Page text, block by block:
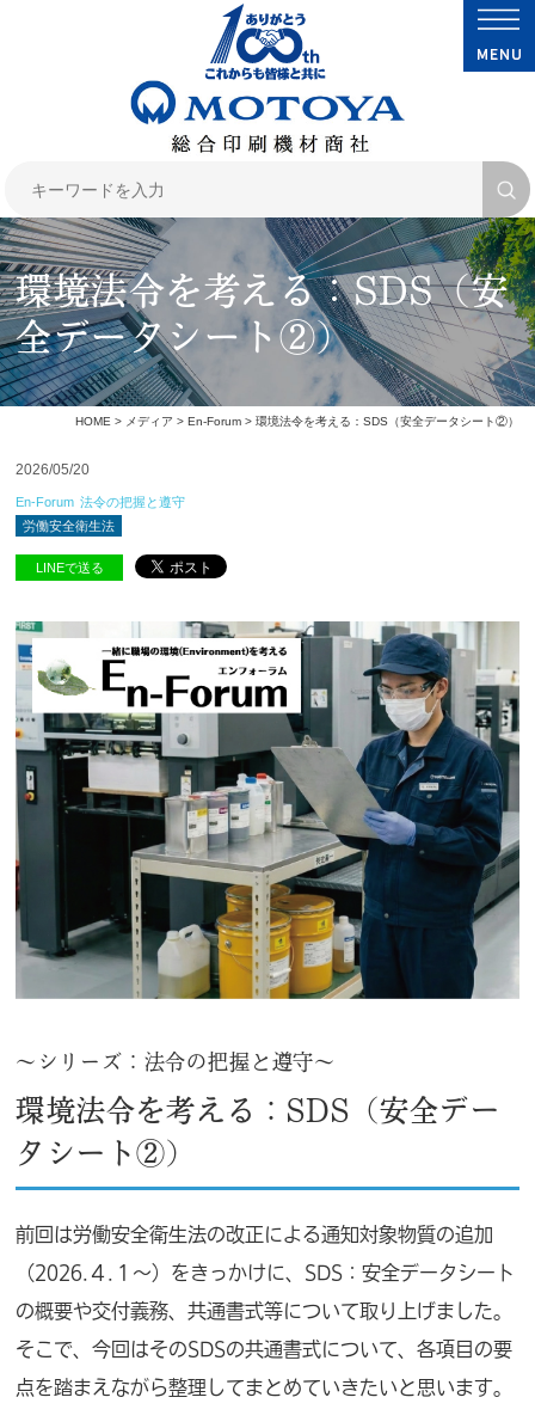
環境法令を考える：SDS（安
全データシート②）
HOME> メディア > En-Forum> 環境法令を考える：SDS（安全データシート②）
2026/05/20
En-Forum 法令の把握と遵守
労働安全衛生法
LINEで送る
～シリーズ：法令の把握と遵守～
環境法令を考える：SDS（安全デー
タシート②）
前回は労働安全衛生法の改正による通知対象物質の追加
（2026.４.１～）をきっかけに、SDS：安全データシート
の概要や交付義務、共通書式等について取り上げました。
そこで、今回はそのSDSの共通書式について、各項目の要
点を踏まえながら整理してまとめていきたいと思います。